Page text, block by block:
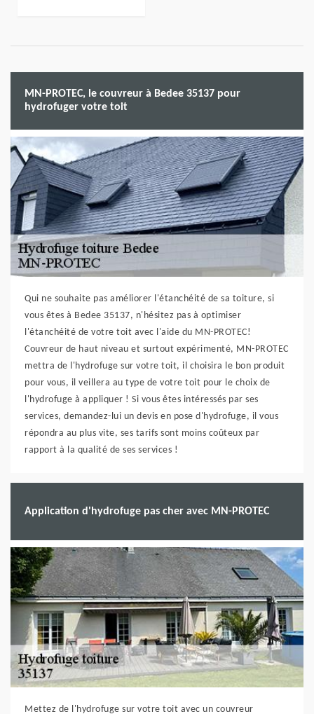
MN-PROTEC, le couvreur à Bedee 35137 pour
hydrofuger votre toit
Qui ne souhaite pas améliorer l'étanchéité de sa toiture, si
vous êtes à Bedee 35137, n'hésitez pas à optimiser
l'étanchéité de votre toit avec l'aide du MN-PROTEC!
Couvreur de haut niveau et surtout expérimenté, MN-PROTEC
mettra de l'hydrofuge sur votre toit, il choisira le bon produit
pour vous, il veillera au type de votre toit pour le choix de
l'hydrofuge à appliquer ! Si vous êtes intéressés par ses
services, demandez-lui un devis en pose d'hydrofuge, il vous
répondra au plus vite, ses tarifs sont moins coûteux par
rapport à la qualité de ses services !
Application d'hydrofuge pas cher avec MN-PROTEC
Mettez de l'hydrofuge sur votre toit avec un couvreur